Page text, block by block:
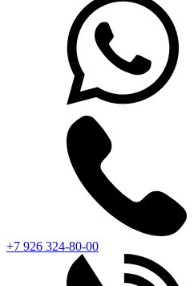
+7 926 324-80-00